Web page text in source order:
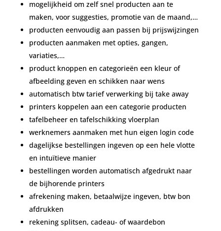
mogelijkheid om zelf snel producten aan te
maken, voor suggesties, promotie van de maand,…
producten eenvoudig aan passen bij prijswijzingen
producten aanmaken met opties, gangen,
variaties,…
product knoppen en categorieën een kleur of
afbeelding geven en schikken naar wens
automatisch btw tarief verwerking bij take away
printers koppelen aan een categorie producten
tafelbeheer en tafelschikking vloerplan
werknemers aanmaken met hun eigen login code
dagelijkse bestellingen ingeven op een hele vlotte
en intuïtieve manier
bestellingen worden automatisch afgedrukt naar
de bijhorende printers
afrekening maken, betaalwijze ingeven, btw bon
afdrukken
rekening splitsen, cadeau- of waardebon